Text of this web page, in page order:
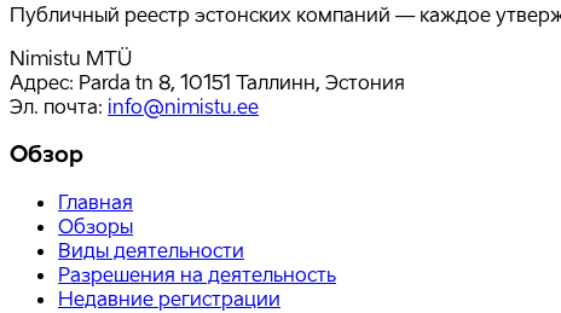
Публичный реестр эстонских компаний — каждое
Nimistu MTÜ
Адрес: Parda tn 8, 10151 Таллинн, Эстония
Эл. почта: info@nimistu.ee
Обзор
Главная
Обзоры
Виды деятельности
Разрешения на деятельность
Недавние регистрации